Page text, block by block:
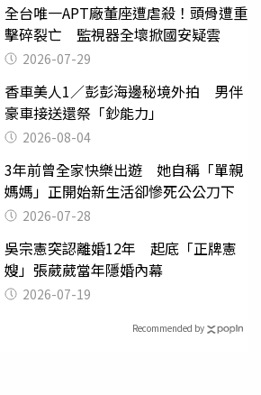
全台唯一APT廠董座遭虐殺！頭骨遭重
擊碎裂亡 監視器全壞掀國安疑雲
2026-07-29
香車美人1／彭彭海邊秘境外拍 男伴
豪車接送還祭「鈔能力」
2026-08-04
3年前曾全家快樂出遊 她自稱「單親
媽媽」正開始新生活卻慘死公公刀下
2026-07-28
吳宗憲突認離婚12年 起底「正牌憲
嫂」張葳葳當年隱婚內幕
2026-07-19
Recommended by